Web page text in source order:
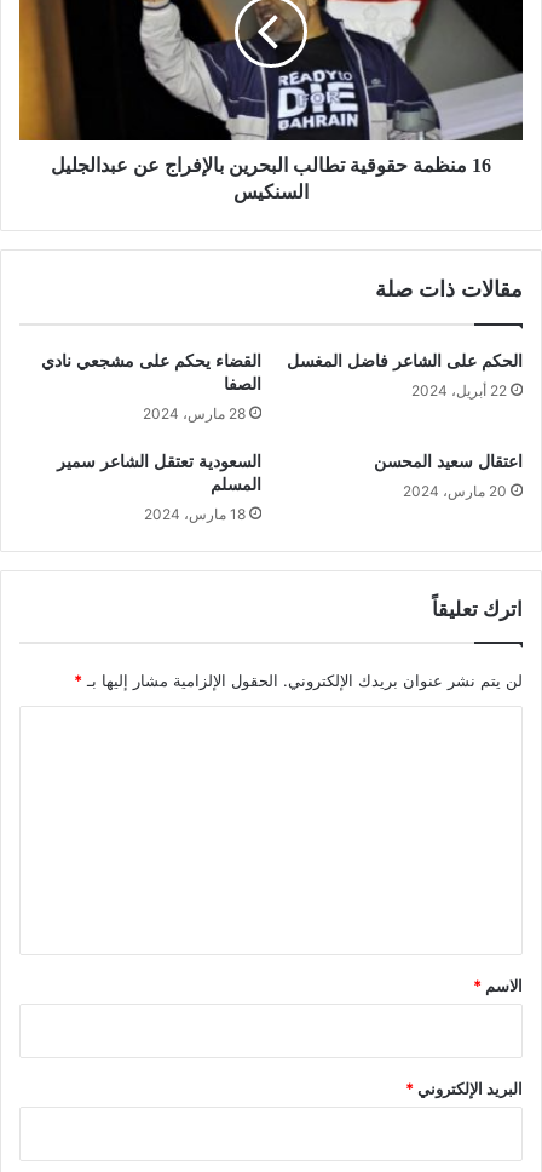
16 منظمة حقوقية تطالب البحرين بالإفراج عن عبدالجليل
السنكيس
مقالات ذات صلة
الحكم على الشاعر فاضل المغسل
22 أبريل، 2024
القضاء يحكم على مشجعي نادي
الصفا
28 مارس، 2024
اعتقال سعيد المحسن
20 مارس، 2024
السعودية تعتقل الشاعر سمير
المسلم
18 مارس، 2024
اترك تعليقاً
لن يتم نشر عنوان بريدك الإلكتروني. الحقول الإلزامية مشار إليها بـ*
*
الاسم *
البريد الإلكتروني*